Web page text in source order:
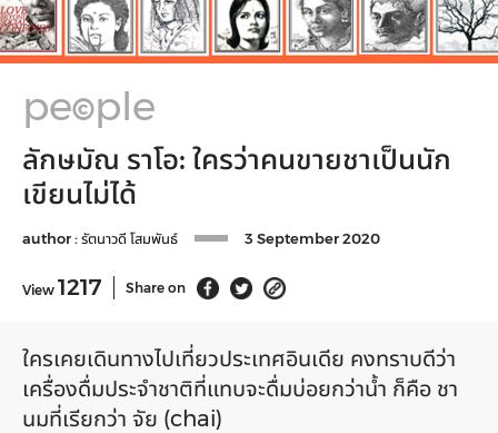
pe©ple
ลักษมัณ ราโอ: ใครว่าคนขายชาเป็นนัก
เขียนไม่ได้
author :รัตนาวดี โสมพันธ์ 3 September 2020
View 1217 Share on
ใครเคยเดินทางไปเที่ยวประเทศอินเดีย คงทราบดีว่า
เครื่องดื่มประจำชาติที่แทบจะดื่มบ่อยกว่าน้ำ ก็คือ ชา
นมที่เรียกว่า จัย (chai)